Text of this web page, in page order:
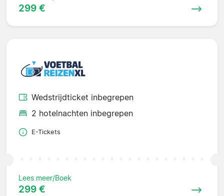
299 €
Wedstrijdticket inbegrepen
2 hotelnachten inbegrepen
E-Tickets
Lees meer/Boek
299 €